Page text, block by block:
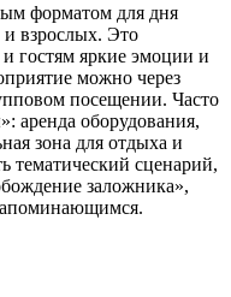
форматом для дня
и взрослых. Это
гостям яркие эмоции и
можно через
посещении. Часто
аренда оборудования,
зона для отдыха и
тематический сценарий,
заложника»,